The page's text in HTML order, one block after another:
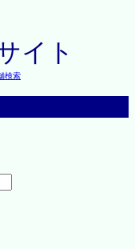
イト
検索